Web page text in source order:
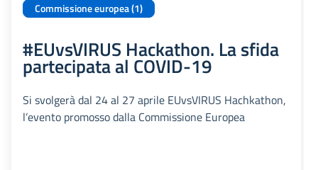
Commissione europea (1)
#EUvsVIRUS Hackathon. La sfida
partecipata al COVID-19
Si svolgerà dal 24 al 27 aprile EUvsVIRUS Hachkathon,
l’evento promosso dalla Commissione Europea